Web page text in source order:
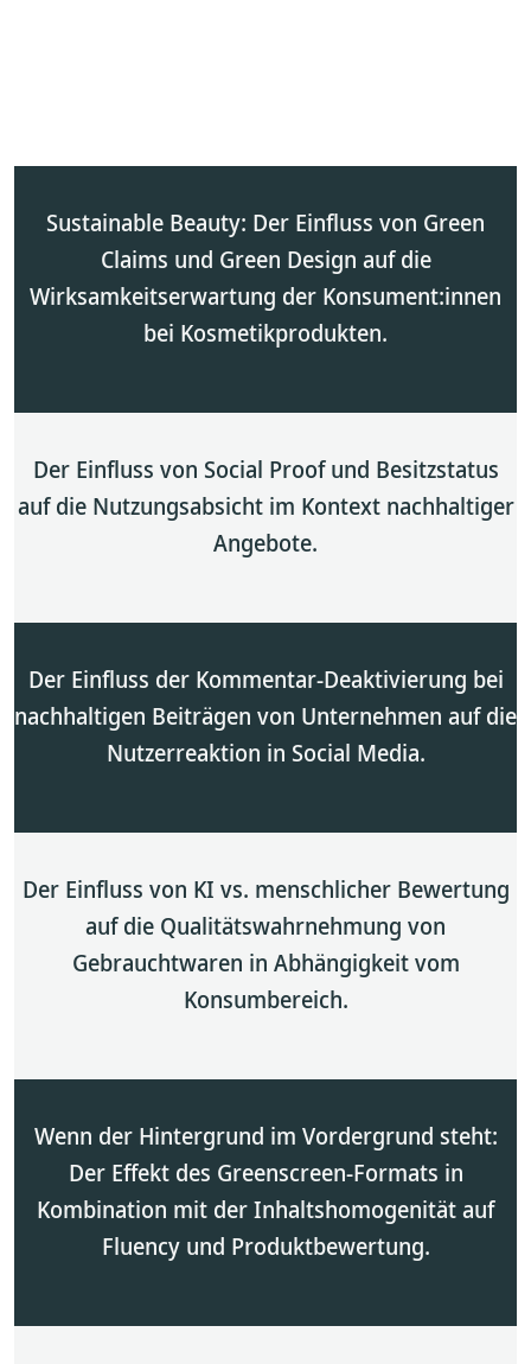
Sustainable Beauty: Der Einfluss von Green
Claims und Green Design auf die
Wirksamkeitserwartung der Konsument:innen
bei Kosmetikprodukten.
Der Einfluss von Social Proof und Besitzstatus
auf die Nutzungsabsicht im Kontext nachhaltiger
Angebote.
Der Einfluss der Kommentar-Deaktivierung bei
nachhaltigen Beiträgen von Unternehmen auf die
Nutzerreaktion in Social Media.
Der Einfluss von KI vs. menschlicher Bewertung
auf die Qualitätswahrnehmung von
Gebrauchtwaren in Abhängigkeit vom
Konsumbereich.
Wenn der Hintergrund im Vordergrund steht:
Der Effekt des Greenscreen-Formats in
Kombination mit der Inhaltshomogenität auf
Fluency und Produktbewertung.